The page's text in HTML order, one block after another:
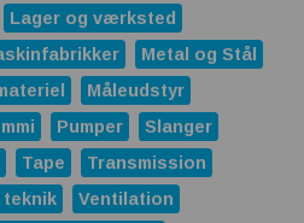
Lager og værksted
Metal og Stål
Måleudstyr
Pumper
Slanger
Tape
Transmission
teknik
Ventilation